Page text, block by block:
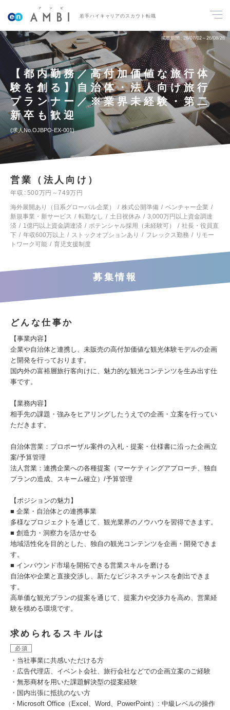
若手ハイキャリアのスカウト転職
掲載期間 26/07/02～26/08/26
【都内勤務／高付加価値な旅行体
験を創る】自治体・法人向け旅行
プランナー／※業界未経験・第二
新卒も歓迎
求人No.OJBPO-EX-001
営業（法人向け）
年収
500万円～749万円
海外展開あり（日系グローバル企業）
株式公開準備
ベンチャー企業
新規事業・新サービス
転勤なし 土日祝休み
3,000万円以上資金調達
済
1億円以上資金調達済 ポテンシャル採用（未経験可）
社長・役員直
下
年収600万以上 ストックオプションあり フレックス勤務
リモー
トワーク可能
育児支援制度
募集情報
どんな仕事か
【事業内容】
企業や自治体と連携し、未販売の高付加価値な観光体験モデルの企画
と開発を行っております。
国内外の富裕層旅行客向けに、魅力的な観光コンテンツを生み出す仕
事です。
【業務内容】
相手先の課題・強みをヒアリングしたうえでの企画・立案を行ってい
ただきます。
自治体営業：プロポーザル案件の入札・提案・仕様書に沿った企画立
案/予算管理
法人営業：連携企業への各種提案（マーケティングアプローチ、独自
プランの造成、スキーム確立）/予算管理
【ポジションの魅力】
■ 企業・自治体との連携事業
多様なプロジェクトを通じて、観光業界のノウハウを習得できます。
■ 創造力・洞察力を活かせる
地域活性化を目的とした、独自の観光コンテンツを企画・開発できま
す。
■ インバウンド市場を開拓できる営業スキルを磨ける
自治体や企業と直接交渉し、新たなビジネスチャンスを創出できま
す。
高単価な観光プランの提案を通じて、提案力や交渉力を高め、営業経
験を積める環境です。
求められるスキルは
必須
・当社事業に共感いただける方
・広告代理店、イベント会社、旅行会社などでの企画立案のご経験
・無形商材を用いた課題解決型の提案経験
・国内出張に抵抗のない方
・Microsoft Office（Excel、Word、PowerPoint）: 中級レベルの操作